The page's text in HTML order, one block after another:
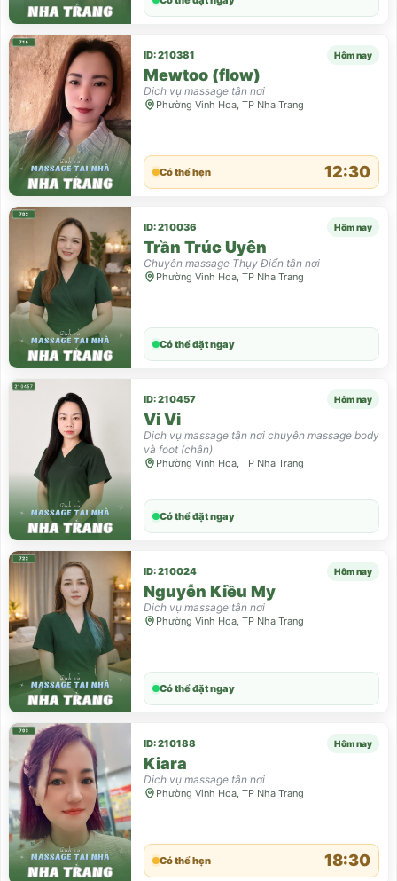
ID: 210381 Hôm nay
Mewtoo (flow)
Dịch vụ massage tận nơi
Phường Vinh Hoa, TP Nha Trang
Có thể hẹn 12:30
ID: 210036 Hôm nay
Trần Trúc Uyên
Chuyên massage Thụy Điển tận nơi
Phường Vinh Hoa, TP Nha Trang
Có thể đặt ngay
ID: 210457 Hôm nay
Vi Vi
Dịch vụ massage tận nơi chuyên massage body
và foot (chân)
Phường Vinh Hoa, TP Nha Trang
Có thể đặt ngay
ID: 210024 Hôm nay
Nguyễn Kiều My
Dịch vụ massage tận nơi
Phường Vinh Hoa, TP Nha Trang
Có thể đặt ngay
ID: 210188 Hôm nay
Kiara
Dịch vụ massage tận nơi
Phường Vinh Hoa, TP Nha Trang
Có thể hẹn 18:30